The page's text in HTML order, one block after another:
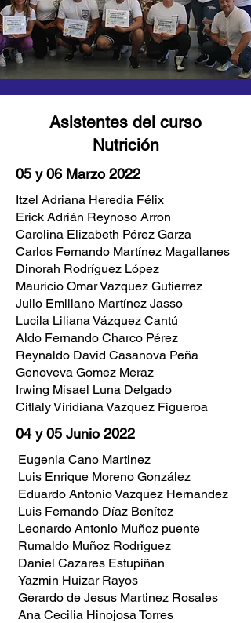
Asistentes del curso
Nutrición
05 y 06 Marzo 2022
Itzel Adriana Heredia Félix
Erick Adrián Reynoso Arron
Carolina Elizabeth Pérez Garza
Carlos Fernando Martínez Magallanes
Dinorah Rodríguez López
Mauricio Omar Vazquez Gutierrez
Julio Emiliano Martínez Jasso
Lucila Liliana Vázquez Cantú
Aldo Fernando Charco Pérez
Reynaldo David Casanova Peña
Genoveva Gomez Meraz
Irwing Misael Luna Delgado
Citlaly Viridiana Vazquez Figueroa
04 y 05 Junio 2022
Eugenia Cano Martinez
Luis Enrique Moreno González
Eduardo Antonio Vazquez Hernandez
Luis Fernando Díaz Benítez
Leonardo Antonio Muñoz puente
Rumaldo Muñoz Rodriguez
Daniel Cazares Estupiñan
Yazmin Huizar Rayos
Gerardo de Jesus Martinez Rosales
Ana Cecilia Hinojosa Torres